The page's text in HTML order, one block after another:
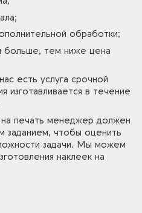
обработки;
больше, тем ниже цена
есть услуга срочной
изготавливается в течение
печать менеджер должен
заданием, чтобы оценить
задачи. Мы можем
наклеек на